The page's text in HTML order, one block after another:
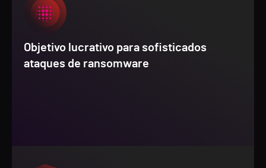
Objetivo lucrativo para sofisticados
ataques de ransomware